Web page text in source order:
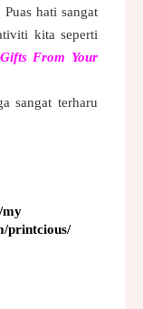
hati sangat
kita seperti
From Your
sangat terharu
my
printcious/